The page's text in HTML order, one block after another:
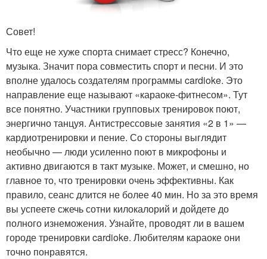
Совет!
Что еще не хуже спорта снимает стресс? Конечно,
музыка. Значит пора совместить спорт и песни. И это
вполне удалось создателям программы cardioke. Это
направление еще называют «караоке-фитнесом». Тут
все понятно. Участники групповых тренировок поют,
энергично танцуя. Антистрессовые занятия «2 в 1» —
кардиотренировки и пение. Со стороны выглядит
необычно — люди усиленно поют в микрофоны и
активно двигаются в такт музыке. Может, и смешно, но
главное то, что тренировки очень эффективны. Как
правило, сеанс длится не более 40 мин. Но за это время
вы успеете сжечь сотни килокалорий и дойдете до
полного изнеможения. Узнайте, проводят ли в вашем
городе тренировки cardioke. Любителям караоке они
точно понравятся.